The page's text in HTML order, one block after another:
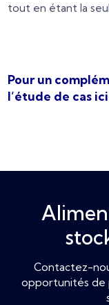
tout en étant la
Pour un
l’étude de cas
Contactez-
opportunités de